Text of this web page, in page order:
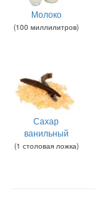
Молоко
(100 миллилитров)
Сахар
ванильный
(1 столовая ложка)